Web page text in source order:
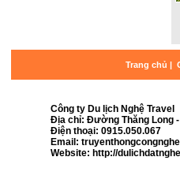
Trang chủ |
Công ty Du lịch Nghệ Travel
Địa chỉ: Đường Thăng Long -
Điện thoại: 0915.050.067
Email:
Website: http://